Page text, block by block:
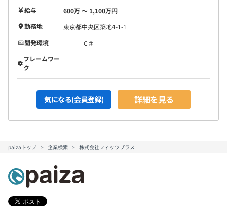
給与
600万 〜 1,100万円
勤務地
東京都中央区築地4-1-1
開発環境
C＃
フレームワー
ク
気になる(会員登録) 詳細を見る
paizaトップ 企業検索 株式会社フィッツプラス